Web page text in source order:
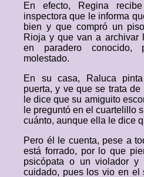
En efecto, Regina
inspectora que le informa
bien y que compró un
Rioja y que van a archivar
en paradero
molestado.
En su casa, Raluca
puerta, y ve que se trata
le dice que su amiguito
le preguntó en el cuartelillo
cuánto, aunque ella le dice
Pero él le cuenta, pese a
está forrado, por lo que
psicópata o un violador y
cuidado, pues los vio en el